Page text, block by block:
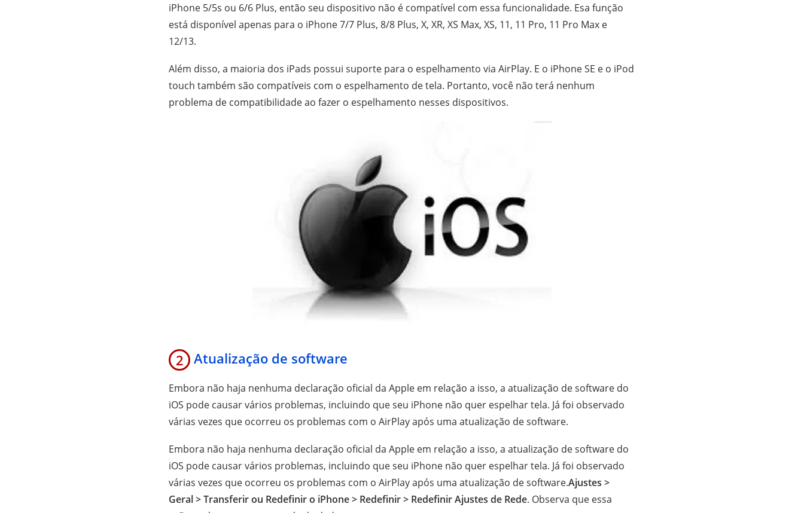
iPhone 5/5s ou 6/6 Plus, então seu dispositivo não é compatível com essa funcionalidade. Esa função
está disponível apenas para o iPhone 7/7 Plus, 8/8 Plus, X, XR, XS Max, XS, 11, 11 Pro, 11 Pro Max e
12/13.
Além disso, a maioria dos iPads possui suporte para o espelhamento via AirPlay. E o iPhone SE e o iPod
touch também são compatíveis com o espelhamento de tela. Portanto, você não terá nenhum
problema de compatibilidade ao fazer o espelhamento nesses dispositivos.
2 Atualização de software
Embora não haja nenhuma declaração oficial da Apple em relação a isso, a atualização de software do
iOS pode causar vários problemas, incluindo que seu iPhone não quer espelhar tela. Já foi observado
várias vezes que ocorreu os problemas com o AirPlay após uma atualização de software.
Embora não haja nenhuma declaração oficial da Apple em relação a isso, a atualização de software do
iOS pode causar vários problemas, incluindo que seu iPhone não quer espelhar tela. Já foi observado
várias vezes que ocorreu os problemas com o AirPlay após uma atualização de software.Ajustes >
Geral > Transferir ou Redefinir o iPhone > Redefinir > Redefinir Ajustes de Rede. Observa que essa